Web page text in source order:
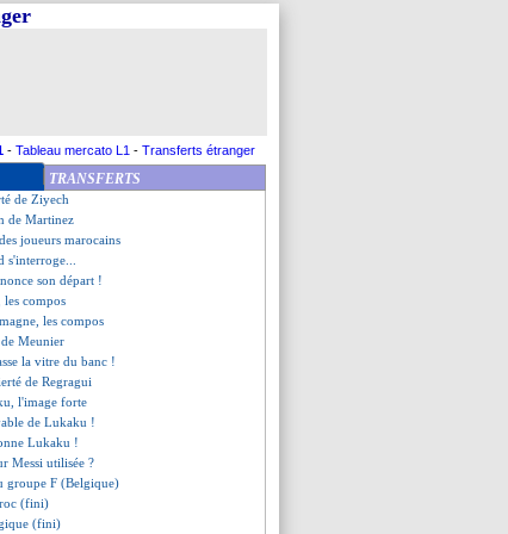
- Tableau mercato L1 - Transferts étranger
TRANSFERTS
des 8es
Lukaku
reste méfiant
de Ziyech
de Martinez
joueurs marocains
s'interroge...
son départ !
les compos
les compos
de Meunier
la vitre du banc !
de Regragui
l'image forte
de Lukaku !
Lukaku !
Messi utilisée ?
groupe F (Belgique)
(fini)
(fini)